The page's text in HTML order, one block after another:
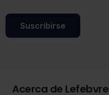
Suscribirse
Acerca de Lefebvre